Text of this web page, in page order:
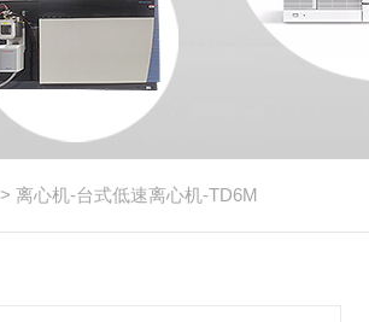
> 离心机-台式低速离心机-TD6M